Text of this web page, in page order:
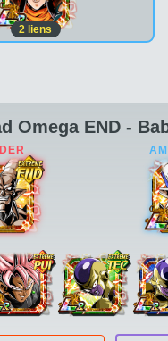
2 liens
Omega END -